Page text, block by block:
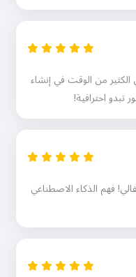
من الوقت في إنشاء
تبدو احترافية!
فهم الذكاء الاصطناعي